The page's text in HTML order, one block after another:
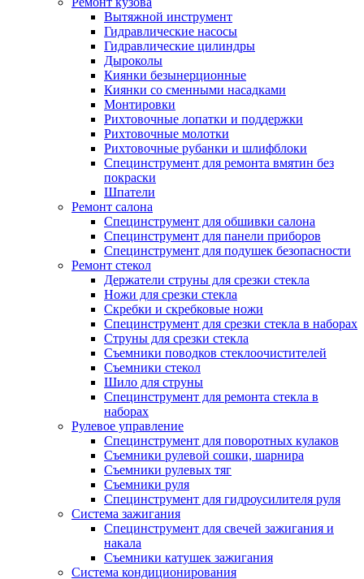
Вытяжной инструмент
Гидравлические насосы
Гидравлические цилиндры
Дыроколы
Киянки безынерционные
Киянки со сменными насадками
Монтировки
Рихтовочные лопатки и поддержки
Рихтовочные молотки
Рихтовочные рубанки и шлифблоки
Специнструмент для ремонта вмятин без
покраски
Шпатели
Ремонт салона
Специнструмент для обшивки салона
Специнструмент для панели приборов
Специнструмент для подушек безопасности
Ремонт стекол
Держатели струны для срезки стекла
Ножи для срезки стекла
Скребки и скребковые ножи
Специнструмент для срезки стекла в наборах
Струны для срезки стекла
Съемники поводков стеклоочистителей
Съемники стекол
Шило для струны
Специнструмент для ремонта стекла в
наборах
Рулевое управление
Специнструмент для поворотных кулаков
Съемники рулевой сошки, шарнира
Съемники рулевых тяг
Съемники руля
Специнструмент для гидроусилителя руля
Система зажигания
Специнструмент для свечей зажигания и
накала
Съемники катушек зажигания
Система кондиционирования